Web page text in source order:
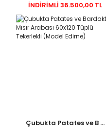
İNDİRİMLİ 36.500,00 TL
Çubukta Patates ve B ...